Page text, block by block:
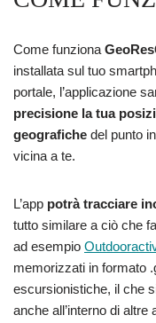
Come funziona
installata sul tuo
portale, l’applicazione
precisione la tua
geografiche del punto
vicina a te.
L’app potrà tracciare
tutto similare a ciò che
ad esempio
memorizzati in formato
escursionistiche, il che
anche all’interno di